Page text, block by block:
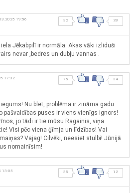
19:56 32 28
Jēkabpilī ir normāla. Akas vāki izliduši
nevar ,bedres un dubļu vannas .
17:32 75 34
Nu blet, problēma ir zināma gadu
pašvaldības puses ir viens vienīgs ignors!
jo tādi ir tie mūsu Ragainis, viņa
Visi pēc viena ģīmja un līdzības! Vai
Vajag! Cilvēki, neesiet stulbi! Jūnijā
nomainīsim!
13:05 35 12